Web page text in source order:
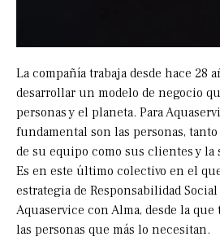
La compañía trabaja desde hace 28
desarrollar un modelo de negocio
personas y el planeta. Para
fundamental son las personas,
de su equipo como sus clientes y la
Es en este último colectivo en el
estrategia de Responsabilidad
Aquaservice con Alma, desde la que
las personas que más lo necesitan.